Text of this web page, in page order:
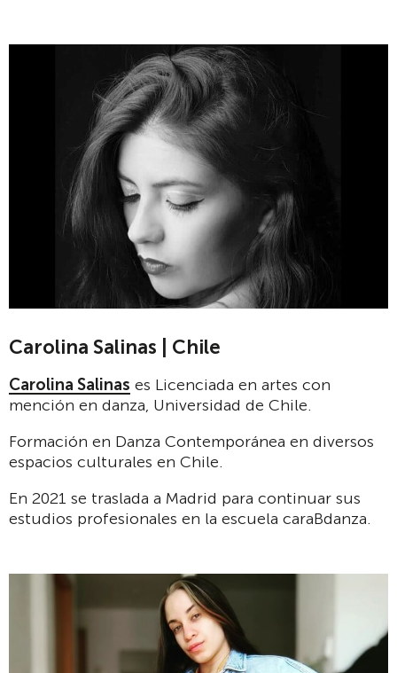
Carolina Salinas | Chile
Carolina Salinas es Licenciada en artes con
mención en danza, Universidad de Chile.
Formación en Danza Contemporánea en diversos
espacios culturales en Chile.
En 2021 se traslada a Madrid para continuar sus
estudios profesionales en la escuela caraBdanza.